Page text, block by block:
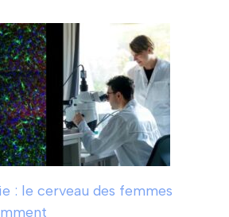
: le cerveau des femmes